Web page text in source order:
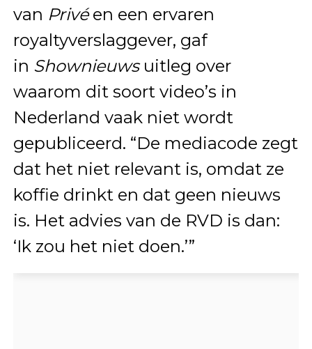
van Privéen een ervaren
royaltyverslaggever, gaf
in Shownieuwsuitleg over
waarom dit soort video’s in
Nederland vaak niet wordt
gepubliceerd. “De mediacode zegt
dat het niet relevant is, omdat ze
koffie drinkt en dat geen nieuws
is. Het advies van de RVD is dan:
‘Ik zou het niet doen.’”